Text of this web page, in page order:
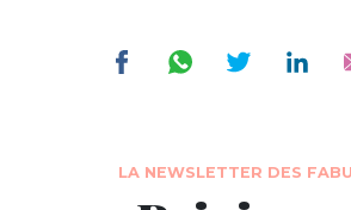
LA NEWSLETTER DES